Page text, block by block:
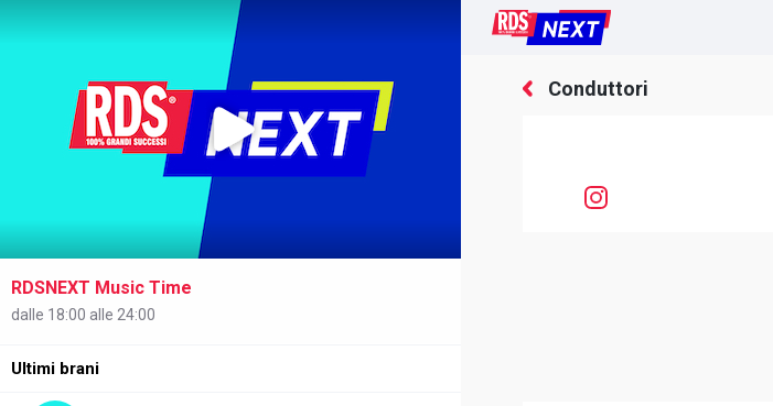
RDSNEXT Music Time
dalle 18:00 alle 24:00
Ultimi brani
Conduttori